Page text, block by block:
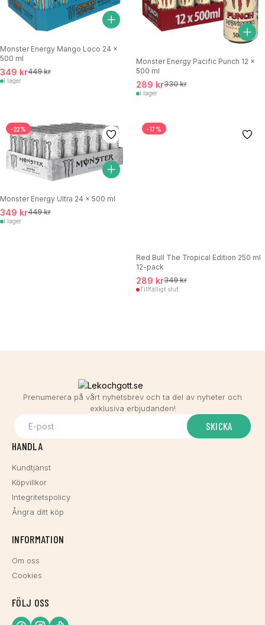
Monster Energy Mango Loco 24 x
500 ml
349 kr449 kr
I lager
Monster Energy Pacific Punch 12 x
500 ml
289 kr330 kr
I lager
-22%
Monster Energy Ultra 24 x 500 ml
349 kr449 kr
I lager
-17%
Red Bull The Tropical Edition 250 ml
12-pack
289 kr349 kr
Tillfälligt slut
Prenumerera på vårt nyhetsbrev och ta del av nyheter och
exklusiva erbjudanden!
SKICKA
HANDLA
Kundtjänst
Köpvillkor
Integritetspolicy
Ångra ditt köp
INFORMATION
Om oss
Cookies
FÖLJ OSS